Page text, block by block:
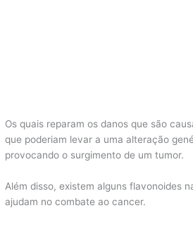
Os quais reparam os danos que são
que poderiam levar a uma alteração
provocando o surgimento de um tumor.
Além disso, existem alguns flavonoides
ajudam no combate ao cancer.